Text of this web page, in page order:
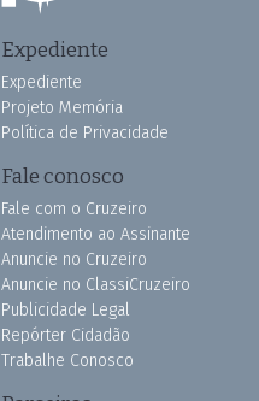
Expediente
Expediente
Projeto Memória
Política de Privacidade
Fale conosco
Fale com o Cruzeiro
Atendimento ao Assinante
Anuncie no Cruzeiro
Anuncie no ClassiCruzeiro
Publicidade Legal
Repórter Cidadão
Trabalhe Conosco